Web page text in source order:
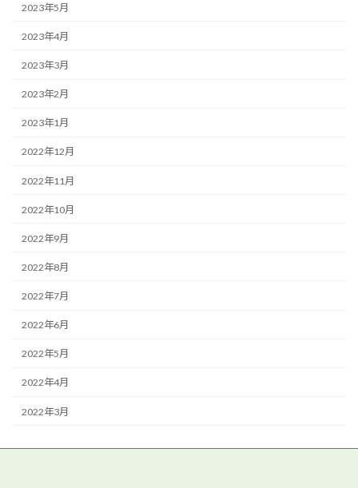
2023年5月
2023年4月
2023年3月
2023年2月
2023年1月
2022年12月
2022年11月
2022年10月
2022年9月
2022年8月
2022年7月
2022年6月
2022年5月
2022年4月
2022年3月